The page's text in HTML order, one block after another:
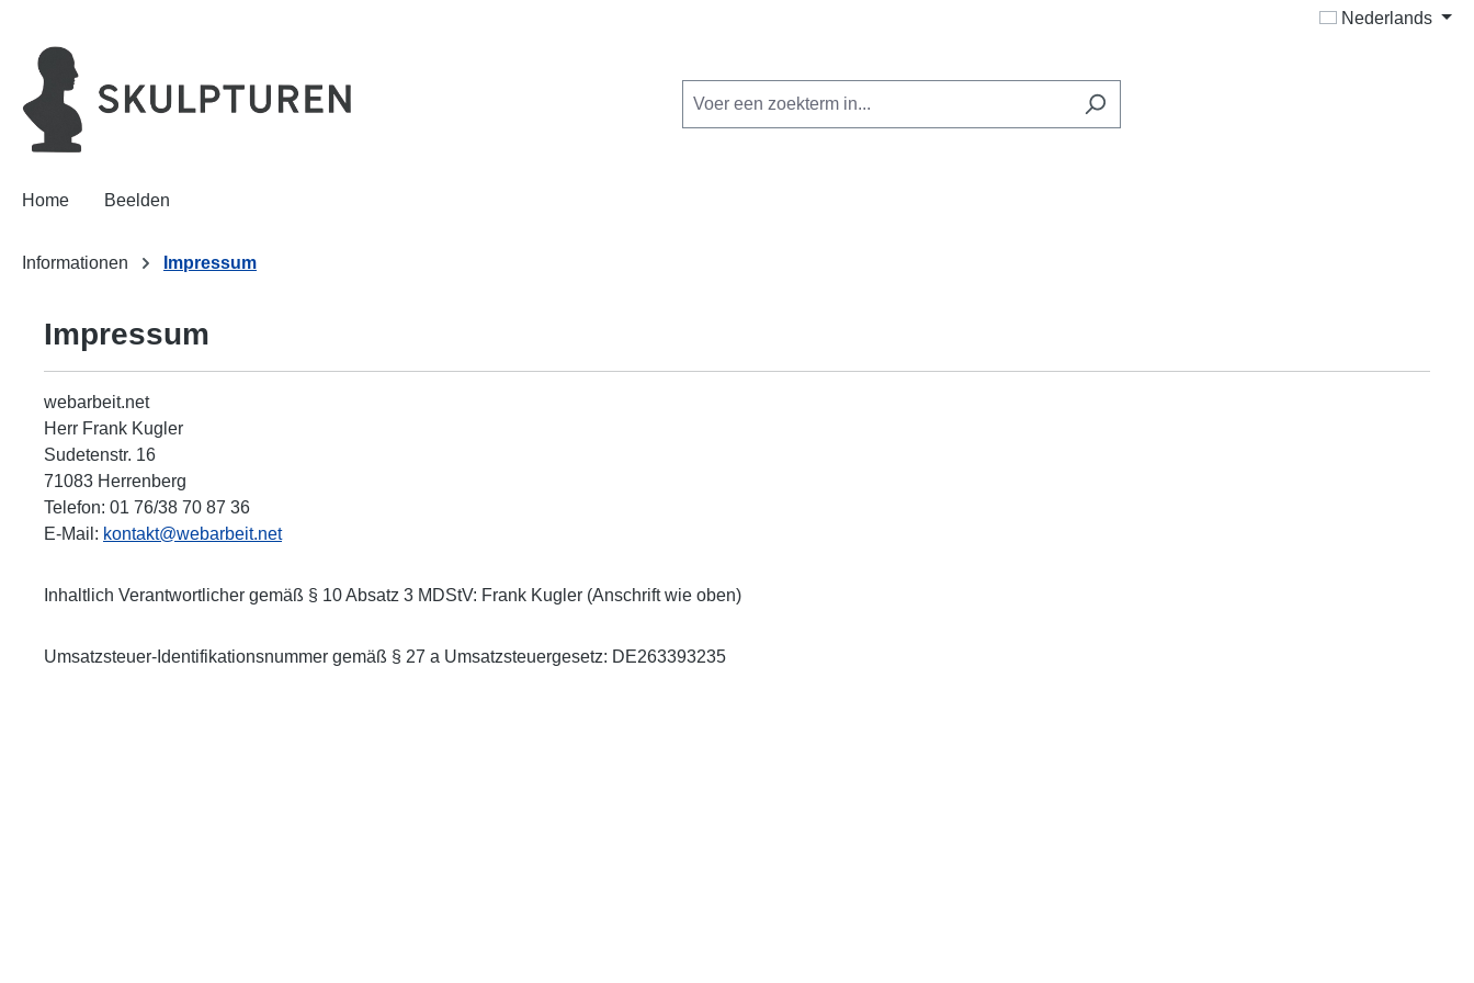
Nederlands
Home Beelden
Informationen Impressum
Impressum
webarbeit.net
Herr Frank Kugler
Sudetenstr. 16
71083 Herrenberg
Telefon: 01 76/38 70 87 36
E-Mail: kontakt@webarbeit.net
Inhaltlich Verantwortlicher gemäß § 10 Absatz 3 MDStV: Frank Kugler (Anschrift wie oben)
Umsatzsteuer-Identifikationsnummer gemäß § 27 a Umsatzsteuergesetz: DE263393235